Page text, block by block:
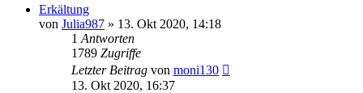
Erkältung
von Julia987 » 13. Okt 2020, 14:18
1 Antworten
1789 Zugriffe
Letzter Beitrag von moni130
13. Okt 2020, 16:37